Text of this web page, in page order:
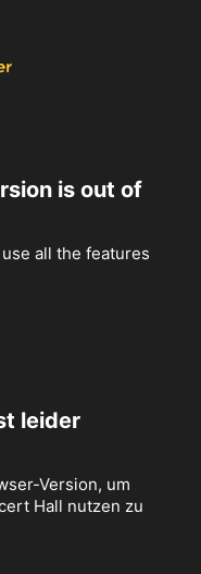
is out of
all the features
leider
Version, um
Hall nutzen zu